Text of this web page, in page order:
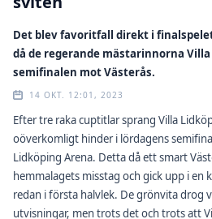
Det blev favoritfall direkt i
då de regerande mästarinnorna
semifinalen mot Västerås.
14 OKT. 12:01, 2023
Efter tre raka cuptitlar sprang Villa
oöverkomligt hinder i lördagens
Lidköping Arena. Detta då ett smart
hemmalagets misstag och gick upp i en
redan i första halvlek. De grönvita drog
utvisningar, men trots det och trots att